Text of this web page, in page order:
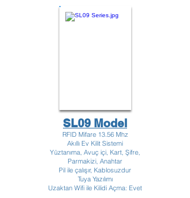
SL09 Model
RFID Mifare 13.56 Mhz
Akıllı Ev Kilit Sistemi
Yüztanıma, Avuç içi, Kart, Şifre,
Parmakizi, Anahtar
Pil ile çalışır, Kablosuzdur
Tuya Yazılımı
Uzaktan Wifi ile Kilidi Açma: Evet